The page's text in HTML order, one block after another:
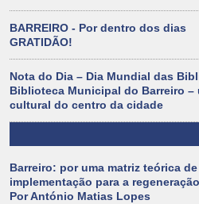
BARREIRO - Por dentro dos dias
GRATIDÃO!
Nota do Dia – Dia Mundial das
Biblioteca Municipal do Barreiro –
cultural do centro da cidade
Barreiro: por uma matriz teórica
implementação para a
Por António Matias Lopes